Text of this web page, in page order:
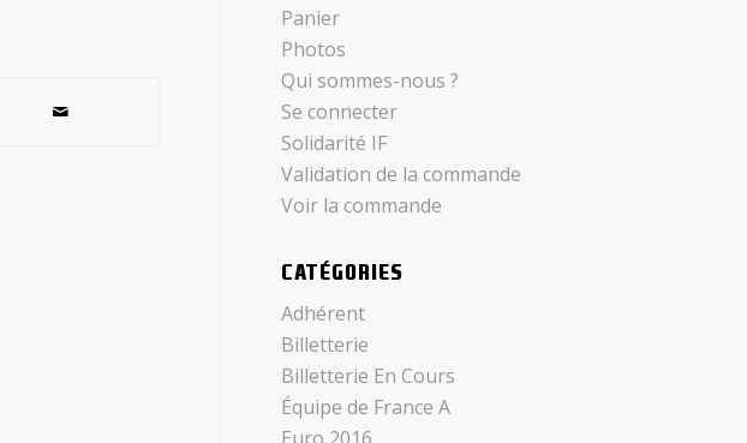
Panier
Photos
Qui sommes-nous ?
Se connecter
Solidarité IF
Validation de la commande
Voir la commande
CATÉGORIES
Adhérent
Billetterie
Billetterie En Cours
Équipe de France A